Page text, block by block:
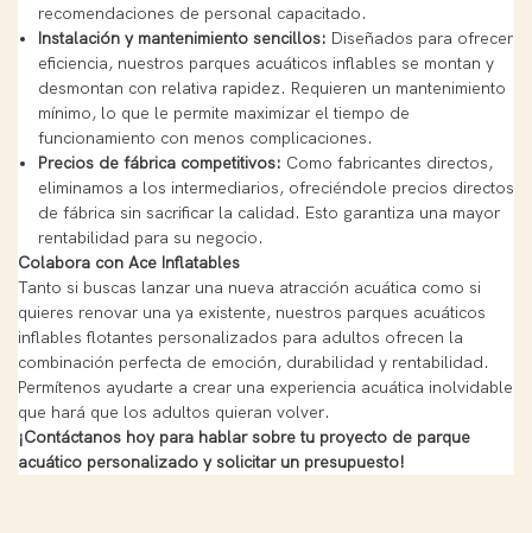
recomendaciones de personal capacitado.
Instalación y mantenimiento sencillos: Diseñados para ofrecer
eficiencia, nuestros parques acuáticos inflables se montan y
desmontan con relativa rapidez. Requieren un mantenimiento
mínimo, lo que le permite maximizar el tiempo de
funcionamiento con menos complicaciones.
Precios de fábrica competitivos: Como fabricantes directos,
eliminamos a los intermediarios, ofreciéndole precios directos
de fábrica sin sacrificar la calidad. Esto garantiza una mayor
rentabilidad para su negocio.
Colabora con Ace Inflatables
Tanto si buscas lanzar una nueva atracción acuática como si
quieres renovar una ya existente, nuestros parques acuáticos
inflables flotantes personalizados para adultos ofrecen la
combinación perfecta de emoción, durabilidad y rentabilidad.
Permítenos ayudarte a crear una experiencia acuática inolvidable
que hará que los adultos quieran volver.
¡Contáctanos hoy para hablar sobre tu proyecto de parque
acuático personalizado y solicitar un presupuesto!